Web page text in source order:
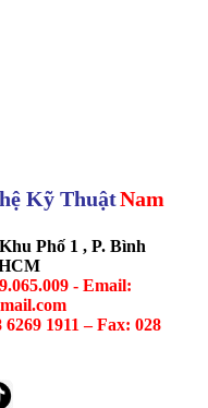
Kỹ ThuậtNam
Phố 1 , P. Bình
- Email:
1911 – Fax: 028